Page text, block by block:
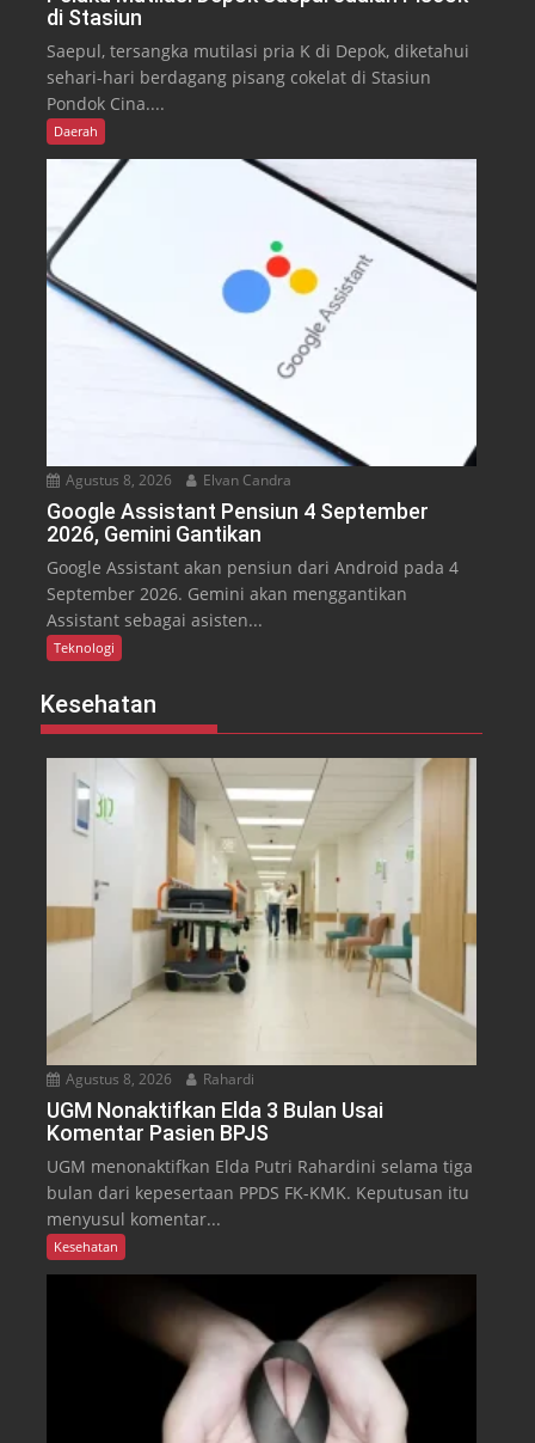
di Stasiun
Saepul, tersangka mutilasi pria K di Depok, diketahui
sehari-hari berdagang pisang cokelat di Stasiun
Pondok Cina....
Daerah
Agustus 8, 2026 Elvan Candra
Google Assistant Pensiun 4 September
2026, Gemini Gantikan
Google Assistant akan pensiun dari Android pada 4
September 2026. Gemini akan menggantikan
Assistant sebagai asisten...
Teknologi
Kesehatan
Agustus 8, 2026 Rahardi
UGM Nonaktifkan Elda 3 Bulan Usai
Komentar Pasien BPJS
UGM menonaktifkan Elda Putri Rahardini selama tiga
bulan dari kepesertaan PPDS FK-KMK. Keputusan itu
menyusul komentar...
Kesehatan